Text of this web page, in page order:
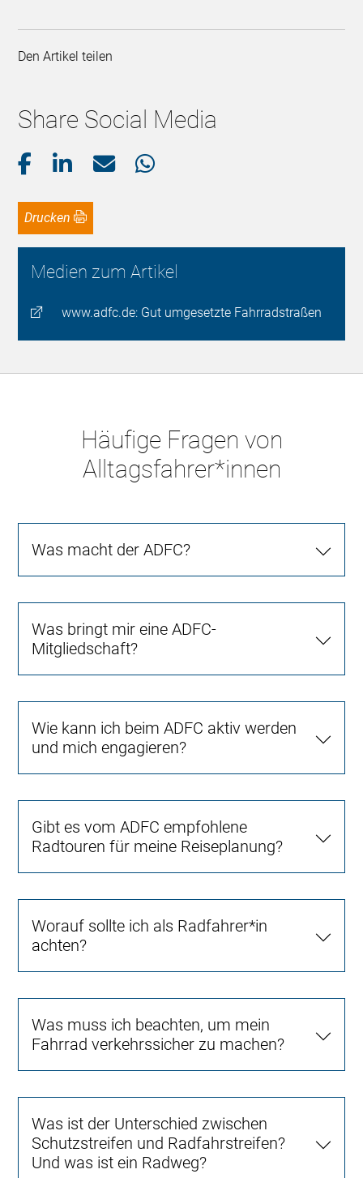
Den Artikel teilen
Share Social Media
Drucken
Medien zum Artikel
www.adfc.de: Gut umgesetzte Fahrradstraßen
Häufige Fragen von
Alltagsfahrer*innen
Was macht der ADFC?
Was bringt mir eine ADFC-
Mitgliedschaft?
Wie kann ich beim ADFC aktiv werden
und mich engagieren?
Gibt es vom ADFC empfohlene
Radtouren für meine Reiseplanung?
Worauf sollte ich als Radfahrer*in
achten?
Was muss ich beachten, um mein
Fahrrad verkehrssicher zu machen?
Was ist der Unterschied zwischen
Schutzstreifen und Radfahrstreifen?
Und was ist ein Radweg?